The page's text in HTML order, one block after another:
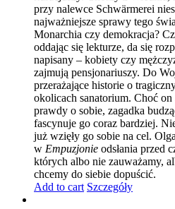
przy nalewce Schwärmerei
najważniejsze sprawy tego
Monarchia czy demokracja?
oddając się lekturze, da się
napisany – kobiety czy
zajmują pensjonariuszy. Do
przerażające historie o
okolicach sanatorium. Choć
prawdy o sobie, zagadka
fascynuje go coraz bardziej.
już wzięły go sobie na cel.
w Empuzjonie odsłania przed
których albo nie zauważamy,
chcemy do siebie dopuścić.
Add to cart Szczegóły